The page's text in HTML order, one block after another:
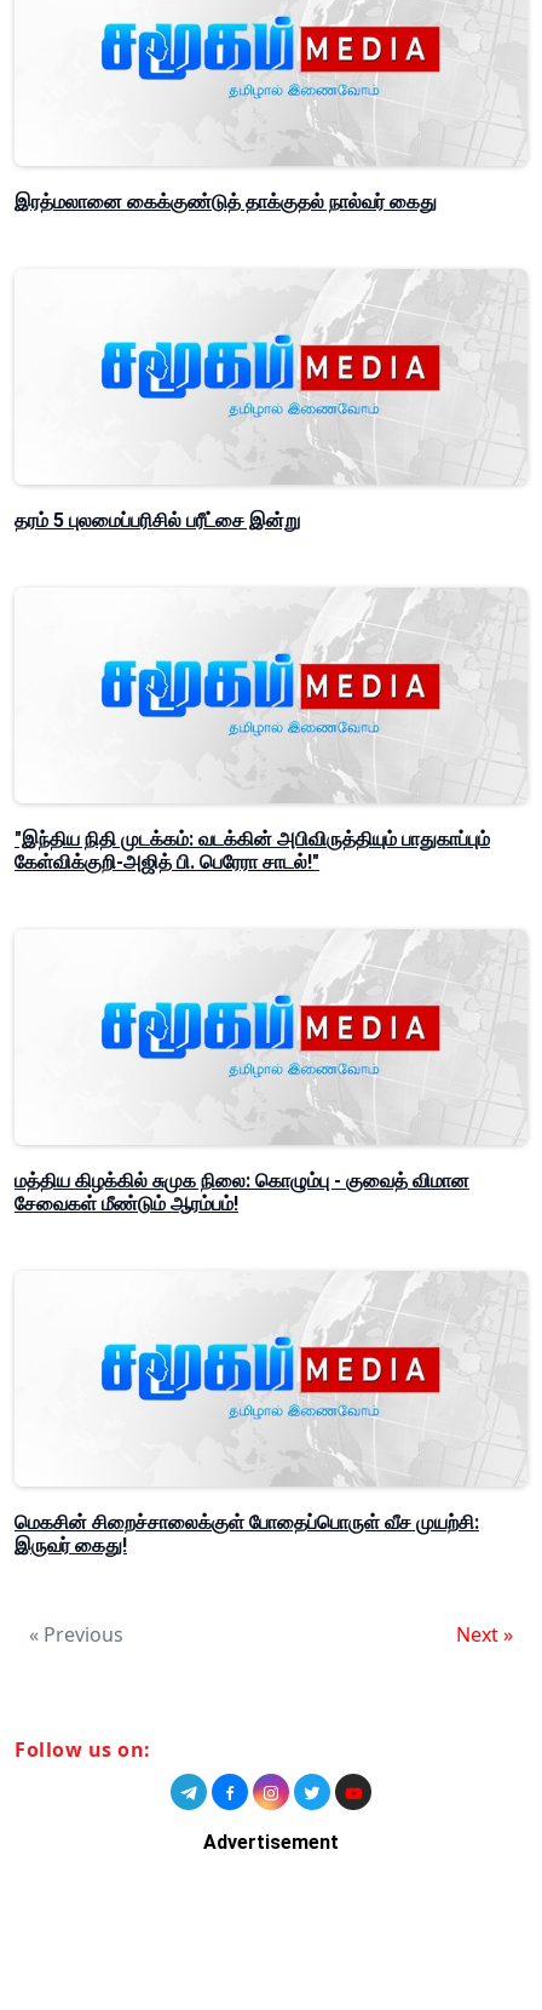
இரத்மலானை கைக்குண்டுத் தாக்குதல் நால்வர் கைது
தரம் 5 புலமைப்பரிசில் பரீட்சை இன்று
"இந்திய நிதி முடக்கம்: வடக்கின் அபிவிருத்தியும் பாதுகாப்பும்
கேள்விக்குறி-அஜித் பி. பெரேரா சாடல்!"
மத்திய கிழக்கில் சுமுக நிலை: கொழும்பு - குவைத் விமான
சேவைகள் மீண்டும் ஆரம்பம்!
மெகசின் சிறைச்சாலைக்குள் போதைப்பொருள் வீச முயற்சி:
இருவர் கைது!
« Previous Next »
Follow us on:
Advertisement